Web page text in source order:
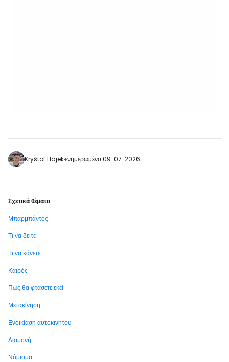
Kryštof Hájekενημερωμένο 09. 07. 2026
Σχετικά θέματα
Μπαρμπάντος
Τι να δείτε
Τι να κάνετε
Καιρός
Πώς θα φτάσετε εκεί
Μετακίνηση
Ενοικίαση αυτοκινήτου
Διαμονή
Νόμισμα